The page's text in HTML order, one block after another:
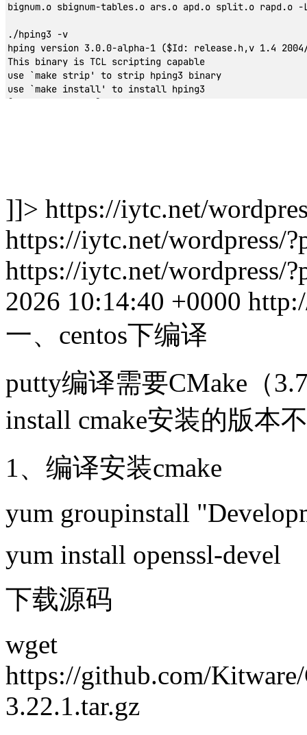
]]> https://iytc.net/
https://iytc.net/wordpress/
https://iytc.net/wordpress/
2026 10:14:40 +0000
一、centos下编译
putty编译需要CMake（
install cmake安装的版本
1、编译安装cmake
yum groupinstall
yum install openssl-devel
下载源码
wget
https://github.com/
3.22.1.tar.gz